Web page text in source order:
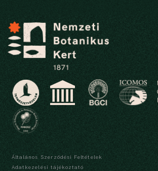
Általános Szerződési Feltételek
Adatkezelési tájékoztató